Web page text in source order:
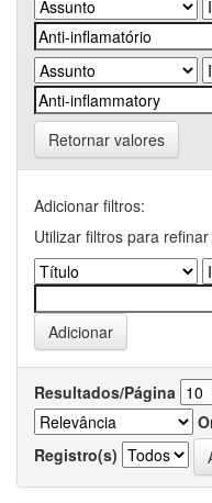
Retornar valores
Adicionar filtros:
Utilizar filtros para
Resultados/Página
Registro(s)